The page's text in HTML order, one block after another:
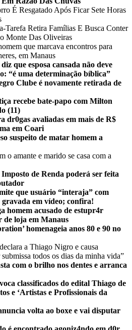
É Resgatado Após Ficar Sete Horas
Tarefa Retira Famílias E Busca Conter
Monte Das Oliveiras
que marcava encontros para
em Manaus
que esposa cansada não deve
“é uma determinação bíblica”
Clube é novamente retirada de
recebe bate-papo com Milton
(11)
dr0gas avaliadas em mais de R$
em Coari
suspeito de matar homem a
o amante e marido se casa com a
de Renda poderá ser feita
que usuário “interaja” com
em vídeo; confira!
homem acusado de estupr4r
de loja em Manaus
homenageia anos 80 e 90 no
a Thiago Nigro e causa
todos os dias da minha vida”
com o brilho nos dentes e arranca
classificados do edital Thiago de
e ‘Artistas e Profissionais da
volta ao boxe e vai disputar